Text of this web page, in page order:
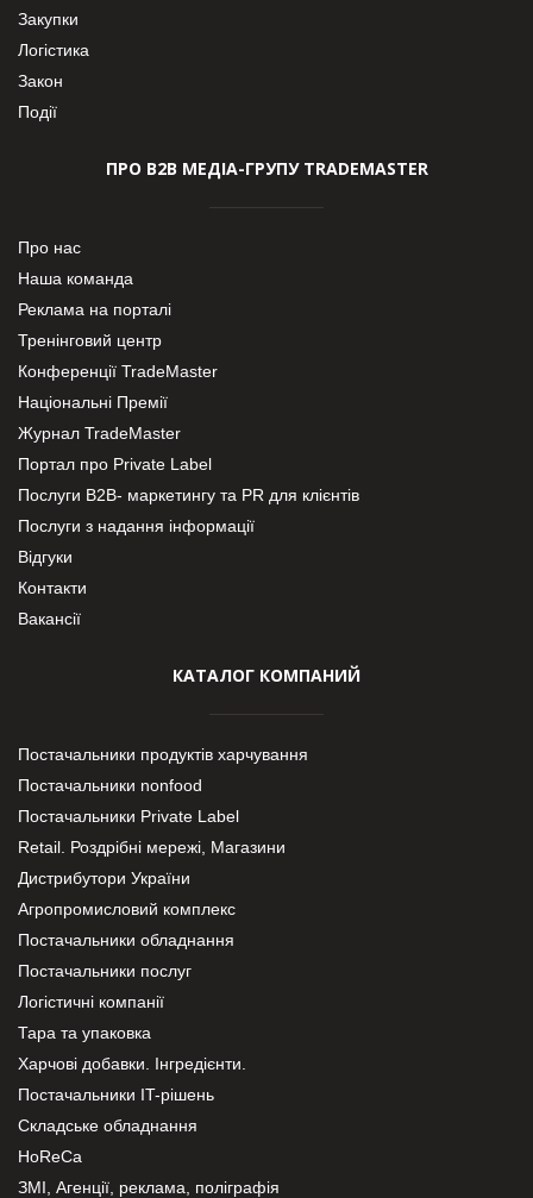
Закупки
Логістика
Закон
Події
ПРО В2В МЕДІА-ГРУПУ TRADEMASTER
Про нас
Наша команда
Реклама на порталі
Тренінговий центр
Конференції TradeMaster
Національні Премії
Журнал TradeMaster
Портал про Private Label
Послуги В2В- маркетингу та PR для клієнтів
Послуги з надання інформації
Відгуки
Контакти
Вакансії
КАТАЛОГ КОМПАНИЙ
Постачальники продуктів харчування
Постачальники nonfood
Постачальники Private Label
Retail. Роздрібні мережі, Магазини
Дистрибутори України
Агропромисловий комплекс
Постачальники обладнання
Постачальники послуг
Логістичні компанії
Тара та упаковка
Харчові добавки. Інгредієнти.
Постачальники IT-рішень
Складське обладнання
HoReCa
ЗМІ, Агенції, реклама, поліграфія